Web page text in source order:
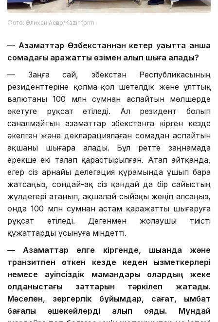
Фото: Әлихан Асқар/Kazinform
— Азаматтар Өзбекстаннан кетер уақытта қанша
сомадағы қаражатты өзімен алып шыға алады?
— Заңға сай, Өзбекстан Республикасының
резиденттеріне қолма-қол шетелдік және ұлттық
валютаны 100 млн сумнан аспайтын мөлшерде
әкетуге рұқсат етіледі. Ал резидент болып
саналмайтын азаматтар Өзбекстанға кірген кезде
әкелген және декларациялаған сомадан аспайтын
ақшаны шығара алады. Бұл ретте заңнамада
ерекше екі талап қарастырылған. Атап айтқанда,
егер сіз арнайы делегация құрамында ұшып бара
жатсаңыз, сондай-ақ сіз қандай да бір сайыстың
жүлдегері атанып, ақшалай сыйақы жеңіп алсаңыз,
онда 100 млн сумнан астам қаражатты шығаруға
рұқсат етіледі. Дегенмен жолаушы тиісті
құжаттарды ұсынуға міндетті.
— Азаматтар елге кіргенде, шыққанда және
транзитпен өткен кезде кеден қызметкерлері
немесе қауіпсіздік мамандары олардың жеке
қолданыстағы заттарын тәркілеп жатады.
Мәселен, зергерлік бұйымдар, сағат, қымбат
бағалы әшекейлерді алып қояды. Мұндай